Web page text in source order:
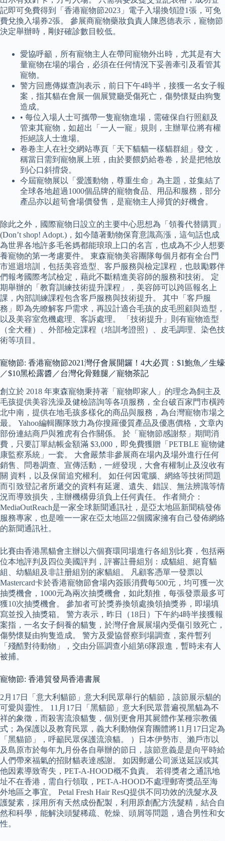
記即可免費得到「香港寵物節2023」電子入場換領證1張，可免
費兌換入場券2張。 參展商寵物藥妝負責人陳恩德表示，寵物節
決定舉辦時，剛好確診數目較低。
愛協呼籲，所有寵物主人在帶同寵物外出時，尤其是有大
量寵物在場的場合，必須在任何情況下妥善牽引及看管其
寵物。
警方回應傳媒查詢表示，前日下午4時半，接獲一名女子報
案，指其貓在會展一個展覽廳受傷死亡，傷勢懷疑由狗隻
造成。
• 每位入場人士可攜帶一隻寵物進場，需確保自行照顧及
管束其寵物，如超出「一人一寵」規則，主辦單位將有權
拒絕該人士進場。
卷卷主人在社交網站專頁「天下貓貓一樣貓群組」發文，
稱當日需到寵物展上班，由於要餵奶給卷卷，於是把牠放
到心口斜揹袋。
今屆寵物展以「愛護動物，尊重生命」為主題，並集結了
全球各地超過1000個品牌的寵物食品、用品和服務，部分
產品亦以超筍會場價發售，是寵物主人掃貨的好機會。
除此之外，國際寵物日設立的主要中心思想為「領養代替購買」
(Don’t shop! Adopt.)，如今隨著動物保育意識高漲，這句話也成
為世界各地許多毛爸媽都能琅琅上口的名言，也成為不少人想要
養寵物的第一考慮要件。 東森寵物美容團隊每個月都有全台門
市巡迴培訓，包括美容造型、客戶服務與檢定課程，也鼓勵夥伴
們報考國際考試檢定，藉此不斷精進美容師的服務和技術。 定
期舉辦的「教育訓練技術提升課程」，美容師可以跨區報名上
課，內部訓練課程包含客戶服務與技術提升。 其中「客戶服
務」即為先瞭解客戶需求，再設計適合毛孩的皮毛照顧與造型，
以及美容室危機處理、客訴處理。 「技術提升」則有寵物造型
（全犬種）、外部檢定課程（培訓考證照）、皮毛調理、染色技
術等項目。
寵物節: 香港寵物節2021灣仔會展開鑼！4大必買：$1鮑魚／生蠔
／$10黑松露醬／台灣化骨雞腿／寵物茶記
創立於 2018 年東森寵物秉持著「寵物即家人」的理念為飼主及
毛孩提供美容洗澡及健檢諮詢等各項服務，全台破百家門市橫跨
北中南，提供在地毛孩多樣化的商品與服務，為台灣寵物市場之
最。 Yahoo編輯團隊致力為你搜羅優質產品及優惠價格，文章內
部份連結商戶與雅虎有合作關係。 於「寵物節感謝祭」期間消
費，只要訂單結帳金額滿 $3,000，即免費獲贈「PETBLE 寵物健
康監察系統」一套。 大會嚴禁非參展商在場內及場外進行任何
銷售、問卷調查、宣傳活動，一經發現，大會有權制止及沒收有
關 資料，以及保留追究權利。 如任何因電腦、網絡等技術問題
而引致登記者所遞交的資料有延遲、遺失、錯誤、無法辨識等情
況而導致損失，主辦機構毋須負上任何責任。 作者簡介：
MediaOutReach是一家全球新聞通訊社，是亞太地區新聞稿發佈
服務專家，也是唯一一家在亞太地區22個國家擁有自己發佈網絡
的新聞通訊社。
比賽由香港黑貓會主辦以六個賽環同場進行各組別比賽，包括兩
位本地評判及四位美國評判，評審註冊組別：成貓組、絕育貓
組、幼貓組及非註册組別的家貓組。 凡顧客憑單一發票以
Mastercard卡於香港寵物節會場內簽賬消費每500元，均可獲一次
抽獎機會，1000元為兩次抽獎機會，如此類推，每張發票最多可
獲10次抽獎機會。 參加者可於獎券換領處換領抽獎券，即場填
寫並投入抽獎箱。 警方表示，昨日（18日）下午約4時半接獲報
案指，一名女子飼養的貓隻，於灣仔會展展場內受傷引致死亡，
傷勢懷疑由狗隻造成。 警方及愛協督察到場調查，案件暫列
「殘酷對待動物」，交由分區調查小組第6隊跟進，暫時未有人
被捕。
寵物節: 香港貿發局香港書展
2月17日「意大利貓節」意大利民眾舉行的貓節，該節展示貓的
可愛與靈性。 11月17日「黑貓節」意大利民眾普遍視黑貓為不
祥的象徵，而殺害流浪貓隻，個別更會用其屍體作某種宗教儀
式；為保護以及教育民眾，義大利動物保育團體將11月17日定為
「黑貓節」，呼籲民眾保護流浪貓。 ）日本伊勢市、瀨戶市以
及島原市於每年九月份各自舉辦的節日，該節意義是是向平時給
人們帶來福氣的招財貓表達感謝。 如因郵遞公司派送延誤或其
他因素導致寄失，PET-A-HOOD概不負責。 若得獎者之通訊地
址不在香港，需自行領取，PET-A-HOOD不處理郵寄獎品至海
外地區之事宜。 Petal Fresh Hair ResQ提供不同功效的洗髮水及
護髮素，採用所有天然成份配製，利用原創配方洗髮精，結合自
然和科學，能解決頭髮稀疏、乾燥、頭屑等問題，適合男性和女
性。